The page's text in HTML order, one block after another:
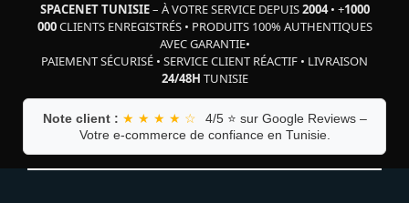
SPACENET TUNISIE– À VOTRE SERVICE DEPUIS2004• +1000
000CLIENTS ENREGISTRÉS• PRODUITS 100% AUTHENTIQUES
AVEC GARANTIE•
PAIEMENT SÉCURISÉ • SERVICE CLIENT RÉACTIF • LIVRAISON
24/48H TUNISIE
Note client : ★ ★ ★ ★ ☆
4/5 ⭐ sur Google Reviews –
Votre e-commerce de confiance en Tunisie.